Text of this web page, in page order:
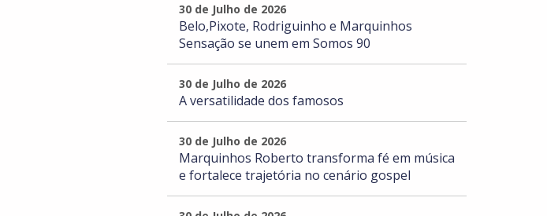
30 de Julho de 2026
Belo,Pixote, Rodriguinho e Marquinhos
Sensação se unem em Somos 90
30 de Julho de 2026
A versatilidade dos famosos
30 de Julho de 2026
Marquinhos Roberto transforma fé em música
e fortalece trajetória no cenário gospel